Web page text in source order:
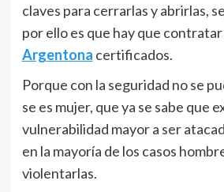
claves para cerrarlas y abrirlas,
por ello es que hay que contratar
Argentona certificados.
Porque con la seguridad no se
se es mujer, que ya se sabe que
vulnerabilidad mayor a ser
en la mayoría de los casos
violentarlas.